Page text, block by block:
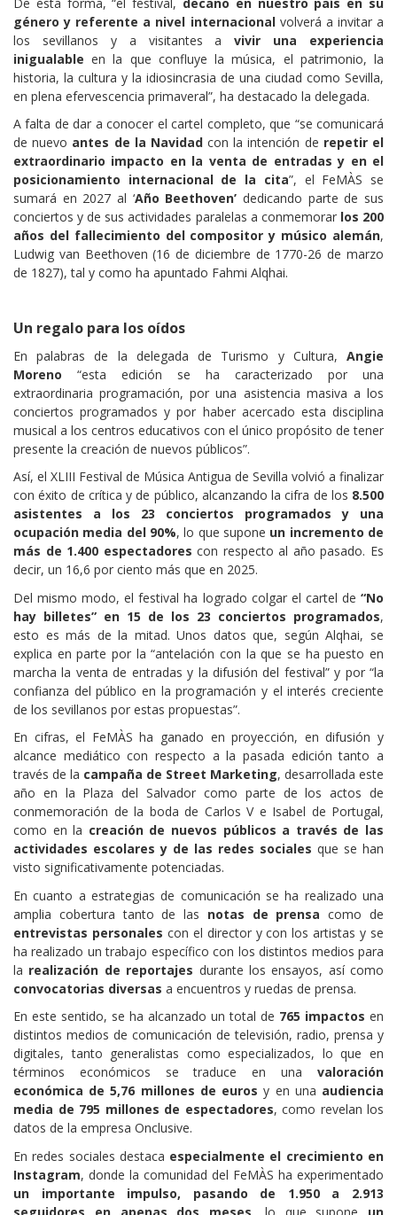
género y referente a nivel internacional volverá a invitar a
los sevillanos y a visitantes avivir una experiencia
inigualable en la que confluye la música, el patrimonio, la
historia, la cultura y la idiosincrasia de una ciudad como Sevilla,
en plena efervescencia primaveral”, ha destacado la delegada.
A falta de dar a conocer el cartel completo, que “se comunicará
de nuevo antes de la Navidadcon la intención de repetir el
extraordinario impacto en la venta de entradas y en el
posicionamiento internacional de la cita”, el FeMÀS se
sumará en 2027 al ‘Año Beethoven’ dedicando parte de sus
conciertos y de sus actividades paralelas a conmemorar los 200
años del fallecimiento del compositor y músico alemán,
Ludwig van Beethoven (16 de diciembre de 1770-26 de marzo
de 1827), tal y como ha apuntado Fahmi Alqhai.
Un regalo para los oídos
En palabras de la delegada de Turismo y Cultura, Angie
Moreno “esta edición se ha caracterizado por una
extraordinaria programación, por una asistencia masiva a los
conciertos programados y por haber acercado esta disciplina
musical a los centros educativos con el único propósito de tener
presente la creación de nuevos públicos”.
Así, el XLIII Festival de Música Antigua de Sevilla volvió a finalizar
con éxito de crítica y de público, alcanzando la cifra de los 8.500
asistentes a los 23 conciertos programados y una
ocupación media del 90%, lo que supone un incremento de
más de 1.400 espectadores con respecto al año pasado. Es
decir, un 16,6 por ciento más que en 2025.
Del mismo modo, el festival ha logrado colgar el cartel de “No
hay billetes” en 15 de los 23 conciertos programados,
esto es más de la mitad. Unos datos que, según Alqhai, se
explica en parte por la “antelación con la que se ha puesto en
marcha la venta de entradas y la difusión del festival” y por “la
confianza del público en la programación y el interés creciente
de los sevillanos por estas propuestas”.
En cifras, el FeMÀS ha ganado en proyección, en difusión y
alcance mediático con respecto a la pasada edición tanto a
través de la campaña de Street Marketing, desarrollada este
año en la Plaza del Salvador como parte de los actos de
conmemoración de la boda de Carlos V e Isabel de Portugal,
como en la creación de nuevos públicos a través de las
actividades escolares y de las redes sociales que se han
visto significativamente potenciadas.
En cuanto a estrategias de comunicación se ha realizado una
amplia cobertura tanto de las notas de prensa como de
entrevistas personales con el director y con los artistas y se
ha realizado un trabajo específico con los distintos medios para
la realización de reportajes durante los ensayos, así como
convocatorias diversas a encuentros y ruedas de prensa.
En este sentido, se ha alcanzado un total de 765 impactos en
distintos medios de comunicación de televisión, radio, prensa y
digitales, tanto generalistas como especializados, lo que en
términos económicos se traduce en una valoración
económica de 5,76 millones de euros y en una audiencia
media de 795 millones de espectadores, como revelan los
datos de la empresa Onclusive.
En redes sociales destaca especialmente el crecimiento en
Instagram, donde la comunidad del FeMÀS ha experimentado
un importante impulso, pasando de 1.950 a 2.913
seguidores en apenas dos meses, lo que supone un